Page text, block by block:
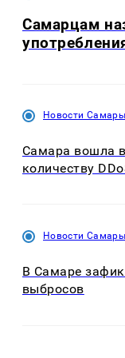
Самарцам
Новости Самары
Самара вошла
количеству
Новости Самары
В Самаре
выбросов